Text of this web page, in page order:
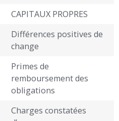
CAPITAUX PROPRES
Différences positives de
change
Primes de
remboursement des
obligations
Charges constatées